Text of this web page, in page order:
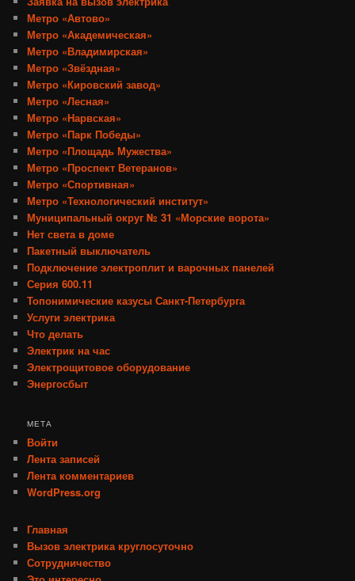
Метро «Автово»
Метро «Академическая»
Метро «Владимирская»
Метро «Звёздная»
Метро «Кировский завод»
Метро «Лесная»
Метро «Нарвская»
Метро «Парк Победы»
Метро «Площадь Мужества»
Метро «Проспект Ветеранов»
Метро «Спортивная»
Метро «Технологический институт»
Муниципальный округ № 31 «Морские ворота»
Нет света в доме
Пакетный выключатель
Подключение электроплит и варочных панелей
Серия 600.11
Топонимические казусы Санкт-Петербурга
Услуги электрика
Что делать
Электрик на час
Электрощитовое оборудование
Энергосбыт
МЕТА
Войти
Лента записей
Лента комментариев
WordPress.org
Главная
Вызов электрика круглосуточно
Сотрудничество